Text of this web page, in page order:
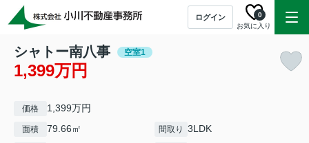
ログイン
お気に入り
0
シャトー南八事 空室1
1,399万円
価格 1,399万円
面積 79.66㎡ 間取り 3LDK